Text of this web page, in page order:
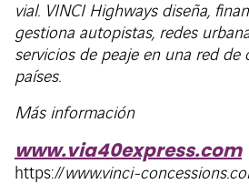
vial. VINCI Highways diseña,
gestiona autopistas, redes
servicios de peaje en una red de
países.
Más información
www.via40express.com
https://www.vinci-